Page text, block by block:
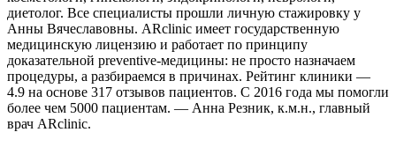
диетолог. Все специалисты прошли личную стажировку у
Анны Вячеславовны. ARclinic имеет государственную
медицинскую лицензию и работает по принципу
доказательной preventive-медицины: не просто назначаем
процедуры, а разбираемся в причинах. Рейтинг клиники —
4.9 на основе 317 отзывов пациентов. С 2016 года мы помогли
более чем 5000 пациентам. — Анна Резник, к.м.н., главный
врач ARclinic.